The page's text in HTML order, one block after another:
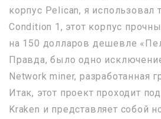
корпус Pelican, я использовал
Condition 1, этот корпус
на 150 долларов дешевле
Правда, было одно
Network miner, разработанная
Итак, этот проект проходит
Kraken и представляет собой